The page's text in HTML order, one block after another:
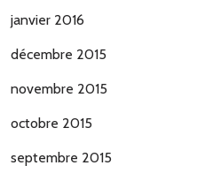
janvier 2016
décembre 2015
novembre 2015
octobre 2015
septembre 2015